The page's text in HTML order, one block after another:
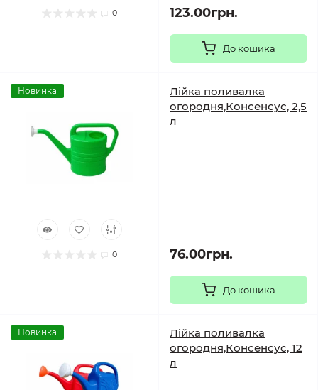
0 123.00грн.
До кошика
Новинка
0
Лійка поливалка
огородня,Консенсус, 2,5
л
76.00грн.
До кошика
Новинка
Лійка поливалка
огородня,Консенсус, 12
л